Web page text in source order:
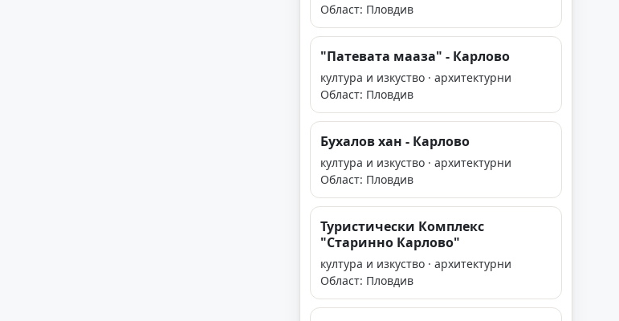
Област: Пловдив
"Патевата мааза" - Карлово
култура и изкуство · архитектурни
Област: Пловдив
Бухалов хан - Карлово
култура и изкуство · архитектурни
Област: Пловдив
Туристически Комплекс
"Старинно Карлово"
култура и изкуство · архитектурни
Област: Пловдив